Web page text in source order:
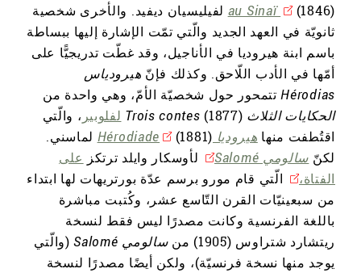
au Sinaï(1846) لفيليسيان ديفيد. والأخرى شخصية
ثانويّة في العهد الجديد والّتي تمّت الإشارة إليها ببساطة
باسم ابنة هيروديا في الأناجيل، وقد غطّت تدريجيًّا على
أمّها في الأدب اللّاحق. وكذلك فإنّ هيرودياس
Hérodiasتتمحور حول شخصيّة الأمّ، وهي واحدة من
الحكايات الثلاث Trois contes (1877) لفلوبير ، والّتي
اقتُطفت منها هيروديا Hérodiade
(1881) لماسني.
لكنّ سالومي Salomé لأوسكار وايلد ترتكز على
الفتاة،
الّتي قام مورو برسم عدّة بورتريهات لها ابتداء
من سبعينيّات القرن التّاسع عشر، وكُتبت مباشرة
باللغة الفرنسية وكانت مصدرًا ليس فقط لنسخة
ريتشارد شتراوس (1905) من
سالومي Salomé
(والّتي
يوجد منها نسخة فرنسيّة)، ولكن أيضًا مصدرًا لنسخة